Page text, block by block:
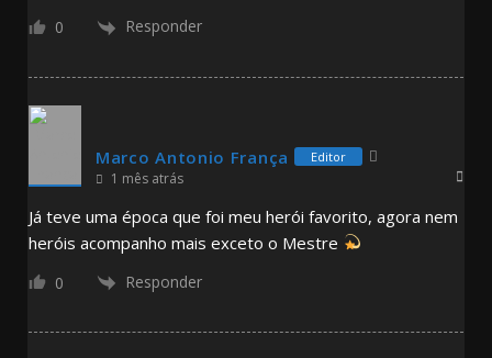
0 Responder
Marco Antonio França Editor
1 mês atrás
Já teve uma época que foi meu herói favorito, agora nem
heróis acompanho mais exceto o Mestre
0 Responder